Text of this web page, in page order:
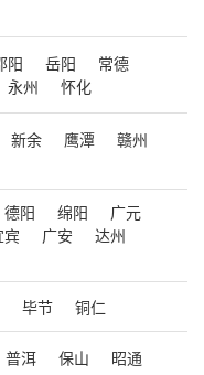
阳 岳阳
常德
永州 怀化
新余 鹰潭
赣州
德阳 绵阳
广元
宾 广安
达州
毕节 铜仁
普洱 保山
昭通